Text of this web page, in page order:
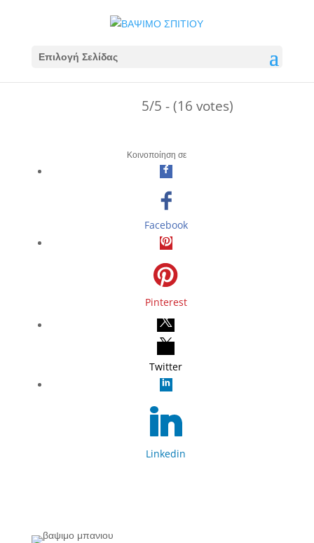
Επιλογή Σελίδας
5/5 - (16 votes)
Κοινοποίηση σε
Facebook
Pinterest
Twitter
Linkedin